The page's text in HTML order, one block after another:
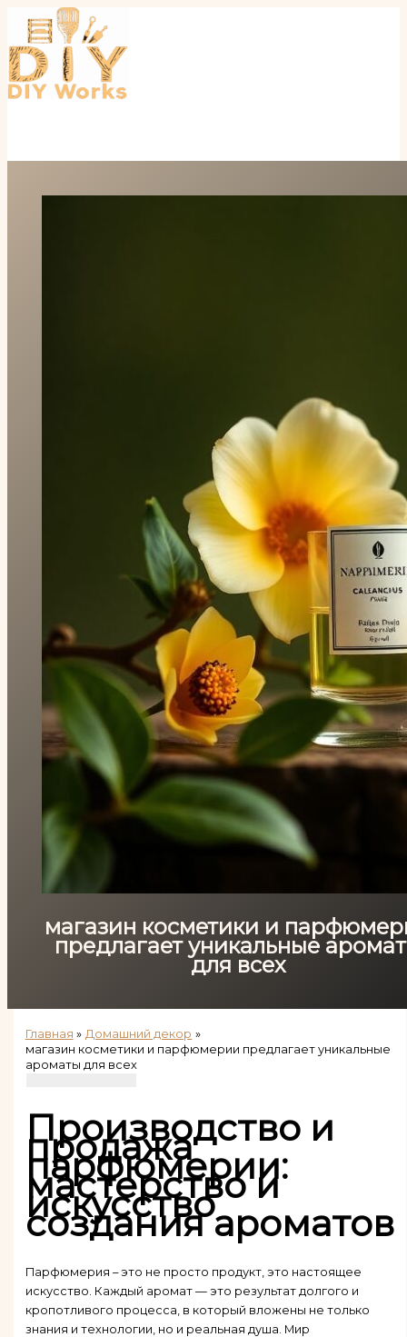
Перейти
содержимому
магазин косметики и
предлагает уникальные
для всех
Главная
Домашний декор
магазин косметики и парфюмерии предлагает уникальные
ароматы для всех
Производство и
продажа
парфюмерии:
мастерство и
искусство
создания ароматов
Парфюмерия – это не просто продукт, это настоящее
искусство. Каждый аромат — это результат долгого и
кропотливого процесса, в который вложены не только
знания и технологии, но и реальная душа. Мир